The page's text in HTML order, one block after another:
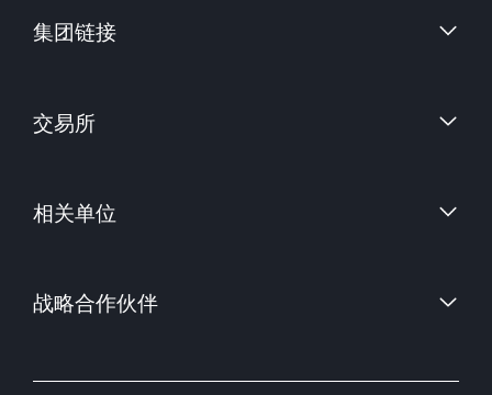
集团链接
交易所
中国金融期货交易所
大连商品交易所
相关单位
中国期货业协会
战略合作伙伴